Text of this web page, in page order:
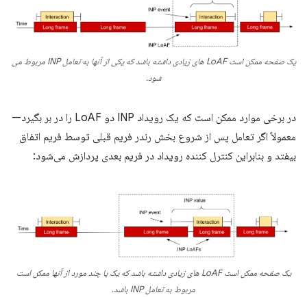
یک صفحه ممکن است LoAF های زیادی داشته باشد که یکی از آنها به تعامل INP مربوط می
شود.
در برخی موارد ممکن است که یک رویداد INP دو LoAF را در بر بگیرد—
معمولاً اگر تعامل پس از شروع بخش رندر فریم قبلی توسط فریم اتفاق
بیفتد و بنابراین کنترل کننده رویداد در فریم بعدی پردازش می‌شود:
یک صفحه ممکن است LoAF های زیادی داشته باشد که یک یا چند مورد از آنها ممکن است
مربوط به تعامل INP باشد.